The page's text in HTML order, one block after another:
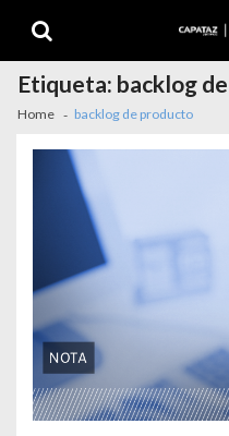
Etiqueta: backlog
Home backlog de producto